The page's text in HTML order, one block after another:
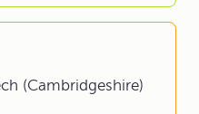
(Cambridgeshire)